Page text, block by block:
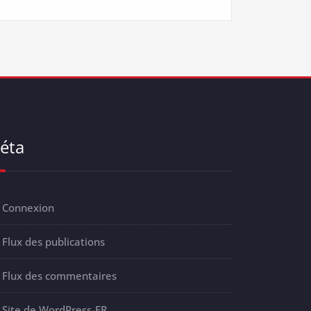
Connexion
Flux des publications
Flux des commentaires